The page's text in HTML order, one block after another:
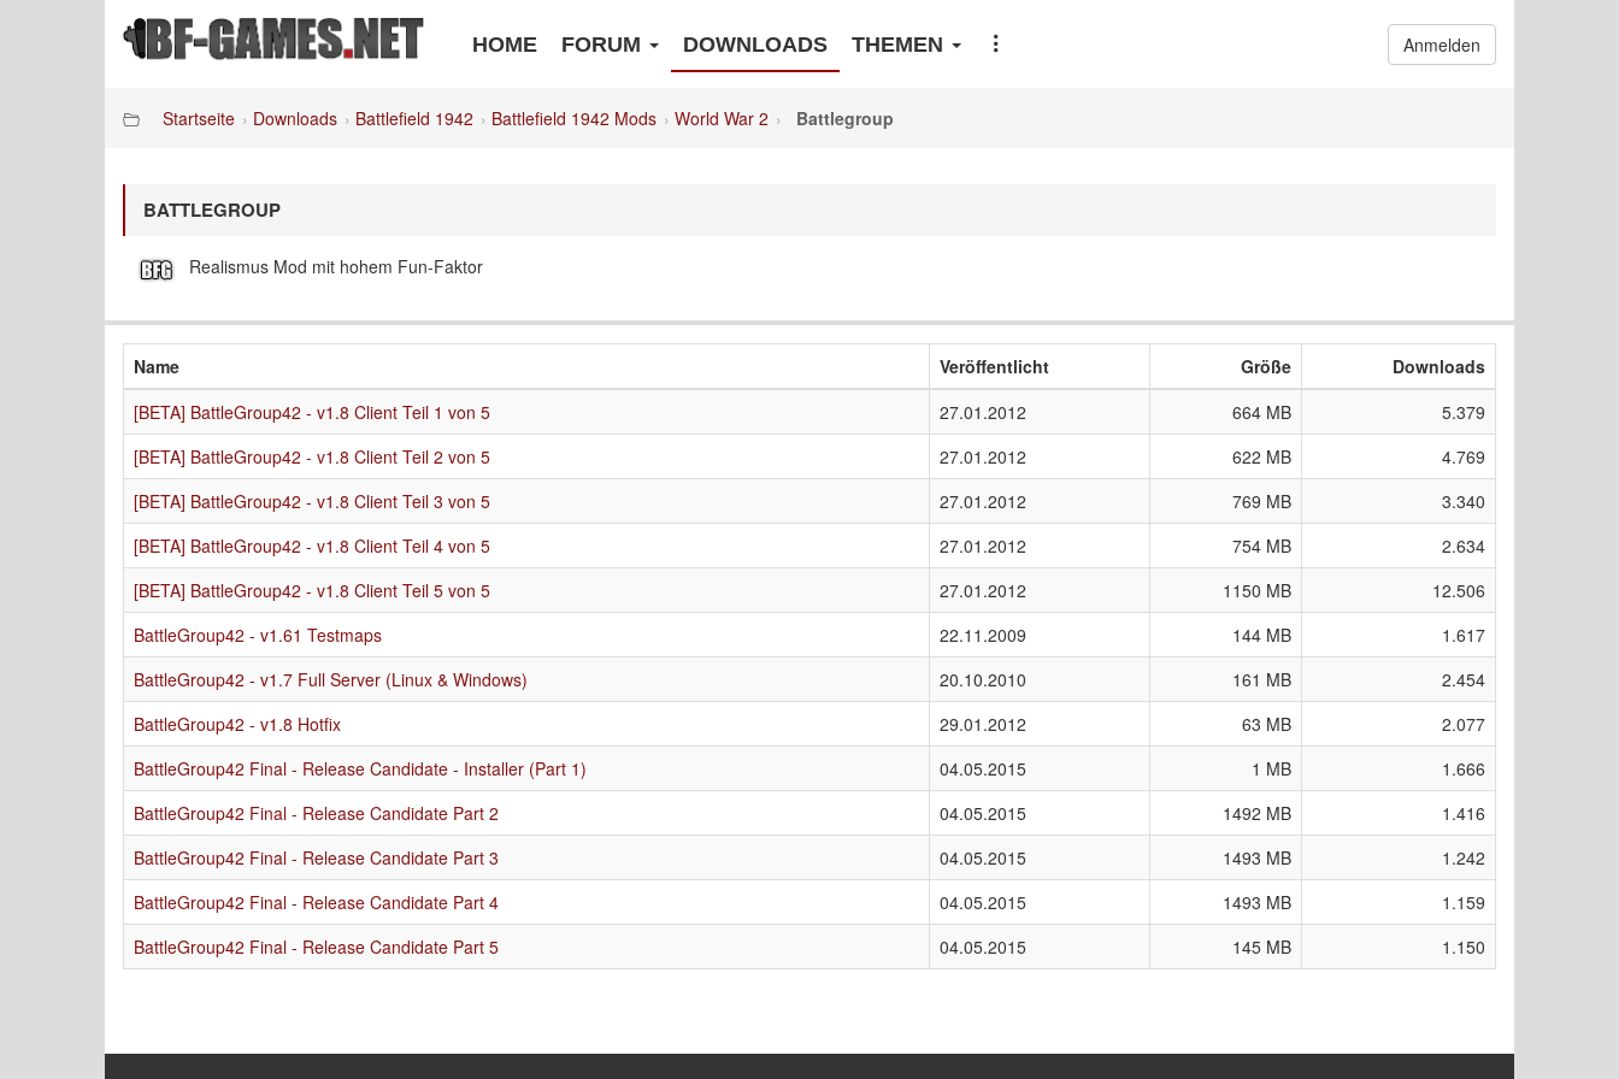
HOME FORUM DOWNLOADS THEMEN Anmelden
Startseite Downloads Battlefield 1942 Battlefield 1942 Mods World War 2 Battlegroup
BATTLEGROUP
Realismus Mod mit hohem Fun-Faktor
Name Veröffentlicht Größe
Downloads
[BETA] BattleGroup42 - v1.8 Client Teil 1 von 5
27.01.2012 664 MB
5.379
[BETA] BattleGroup42 - v1.8 Client Teil 2 von 5
27.01.2012 622 MB
4.769
[BETA] BattleGroup42 - v1.8 Client Teil 3 von 5
27.01.2012 769 MB
3.340
[BETA] BattleGroup42 - v1.8 Client Teil 4 von 5
27.01.2012 754 MB
2.634
[BETA] BattleGroup42 - v1.8 Client Teil 5 von 5
27.01.2012 1150 MB
12.506
BattleGroup42 - v1.61 Testmaps
22.11.2009 144 MB
1.617
BattleGroup42 - v1.7 Full Server (Linux & Windows)
20.10.2010 161 MB
2.454
BattleGroup42 - v1.8 Hotfix
29.01.2012 63 MB
2.077
BattleGroup42 Final - Release Candidate - Installer (Part 1)
04.05.2015 1 MB
1.666
BattleGroup42 Final - Release Candidate Part 2
04.05.2015 1492 MB
1.416
BattleGroup42 Final - Release Candidate Part 3
04.05.2015 1493 MB
1.242
BattleGroup42 Final - Release Candidate Part 4
04.05.2015 1493 MB
1.159
BattleGroup42 Final - Release Candidate Part 5
04.05.2015 145 MB 1.150